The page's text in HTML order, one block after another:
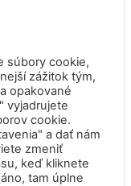
Dunaja vynútili
JE Cernavoda
súbory cookie,
zážitok tým,
opakované
vyjadrujete
cookie.
a dať nám
zmeniť
keď kliknete
tam úplne